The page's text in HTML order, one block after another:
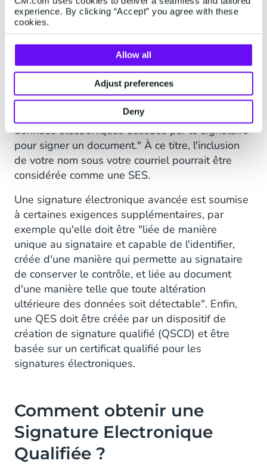
experience. By clicking “Accept” you agree with these
cookies.
Allow all
Adjust preferences
Deny
L'une des différences entre une signature
électronique simple et une signature
électronique avancée est le niveau d'authenticité
requis. Une signature électronique simple (SES),
par exemple, est définie par eIDAS comme "tout
élément de données électroniques qui est joint
ou associé logiquement à d'autres formes de
données électroniques utilisées par le signataire
pour signer un document." À ce titre, l'inclusion
de votre nom sous votre courriel pourrait être
considérée comme une SES.
Une signature électronique avancée est soumise
à certaines exigences supplémentaires, par
exemple qu'elle doit être "liée de manière
unique au signataire et capable de l'identifier,
créée d'une manière qui permette au signataire
de conserver le contrôle, et liée au document
d'une manière telle que toute altération
ultérieure des données soit détectable". Enfin,
une QES doit être créée par un dispositif de
création de signature qualifié (QSCD) et être
basée sur un certificat qualifié pour les
signatures électroniques.
Comment obtenir une
Signature Electronique
Qualifiée ?